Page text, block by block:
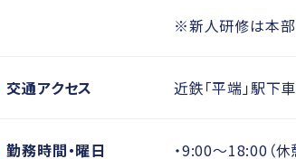
※新人研修は本部
交通アクセス 近鉄「平端」駅下
勤務時間・曜日
・9:00～18:00（休